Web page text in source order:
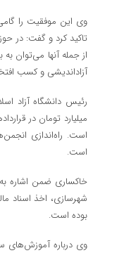
وی این موفقیت را
تاکید کرد و گفت: در
آزاداندیشی و کسب
میلیارد تومان در
است. راه‌اندازی
است.
خاکساری ضمن اشاره
شهرسازی، اخذ اسناد
بوده است.
وی درباره آموزش‌های